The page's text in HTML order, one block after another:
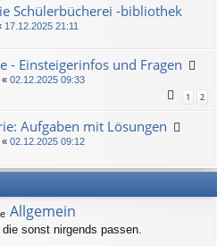
Schülerbücherei -bibliothek
17.12.2025 21:11
- Einsteigerinfos und Fragen
« 02.12.2025 09:33
1 2
Aufgaben mit Lösungen
« 02.12.2025 09:12
Allgemein
sonst nirgends passen.